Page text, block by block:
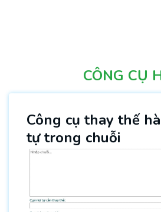
CÔNG CỤ
Công cụ thay thế
tự trong chuỗi